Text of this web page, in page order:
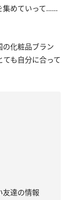
集めていって……
化粧品ブラン
ても自分に合って
友達の情報